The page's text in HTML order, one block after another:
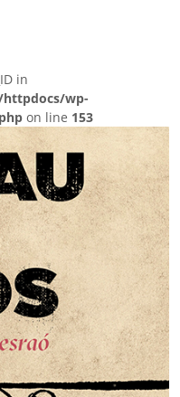
in
wp-
on line 153